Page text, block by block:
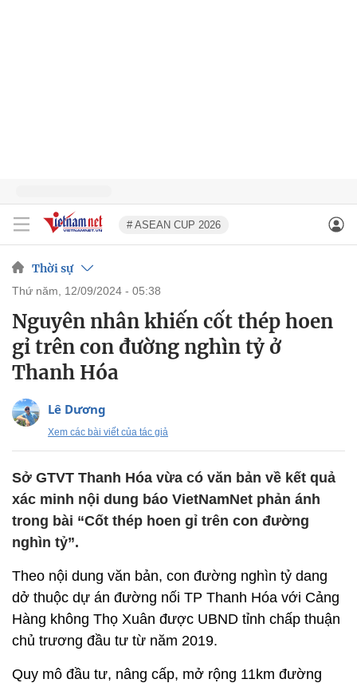
# ASEAN CUP 2026
Thời sự
thứ năm, 12/09/2024 - 05:38
Nguyên nhân khiến cốt thép hoen
gỉ trên con đường nghìn tỷ ở
Thanh Hóa
Lê Dương
Xem các bài viết của tác giả
Sở GTVT Thanh Hóa vừa có văn bản về kết quả
xác minh nội dung báo VietNamNet phản ánh
trong bài “Cốt thép hoen gỉ trên con đường
nghìn tỷ”.
Theo nội dung văn bản, con đường nghìn tỷ dang
dở thuộc dự án đường nối TP Thanh Hóa với Cảng
Hàng không Thọ Xuân được UBND tỉnh chấp thuận
chủ trương đầu tư từ năm 2019.
Quy mô đầu tư, nâng cấp, mở rộng 11km đường